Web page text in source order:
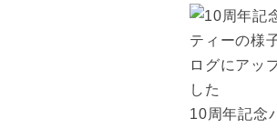
10周年記念